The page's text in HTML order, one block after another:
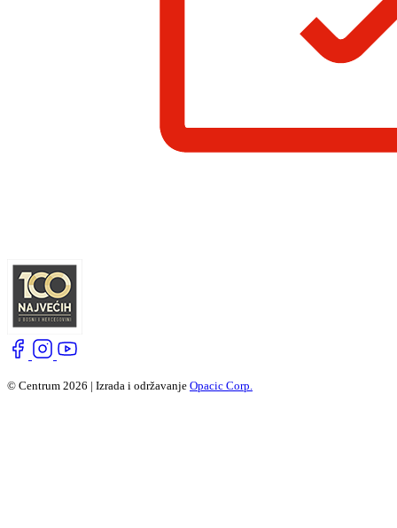
© Centrum 2026 | Izrada i održavanje Opacic Corp.